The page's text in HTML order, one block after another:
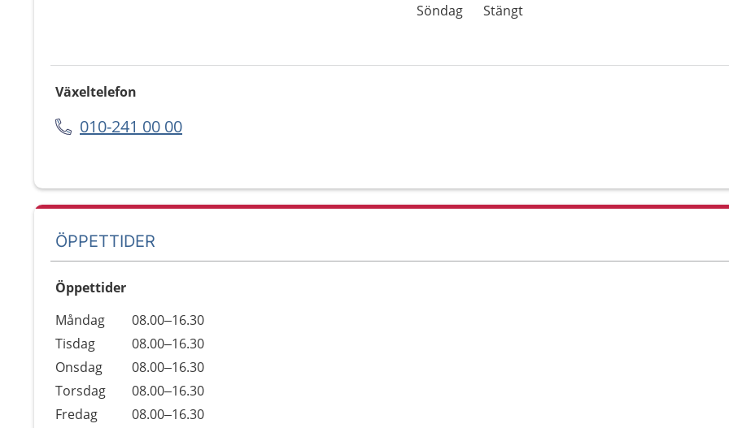
Söndag
Stängt
Växeltelefon
010-241 00 00
ÖPPETTIDER
Öppettider
Dag
Öppettider
Kommentarer
Måndag
08.00–16.30
Tisdag
08.00–16.30
Onsdag
08.00–16.30
Torsdag
08.00–16.30
Fredag
08.00–16.30